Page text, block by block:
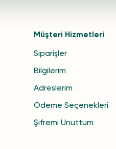
Müşteri Hizmetleri
Siparişler
Bilgilerim
Adreslerim
Ödeme Seçenekleri
Şifremi Unuttum